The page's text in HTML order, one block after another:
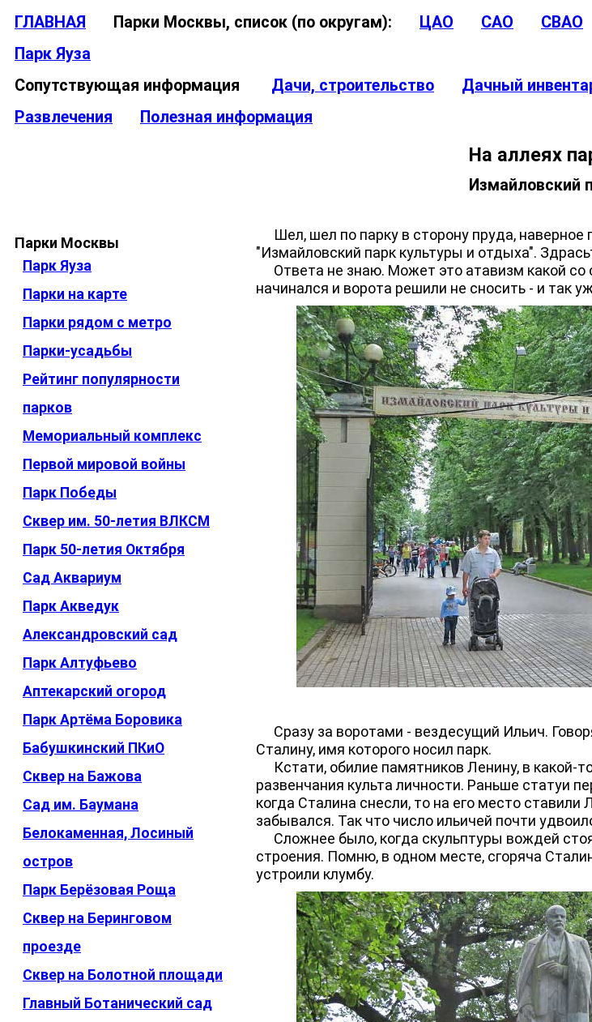
ГЛАВНАЯ Парки Москвы, список (по округам): ЦАО САО СВАО
Парк Яуза
Сопутствующая информация
Дачи, строительство Дачный
Развлечения
Полезная информация
На аллеях
Измайловский
Парки Москвы
Парк Яуза
Парки на карте
Парки рядом с метро
Парки-усадьбы
Рейтинг популярности
парков
Мемориальный комплекс
Первой мировой войны
Парк Победы
Сквер им. 50-летия ВЛКСМ
Парк 50-летия Октября
Сад Аквариум
Парк Акведук
Александровский сад
Парк Алтуфьево
Аптекарский огород
Парк Артёма Боровика
Бабушкинский ПКиО
Сквер на Бажова
Сад им. Баумана
Белокаменная, Лосиный
остров
Парк Берёзовая Роща
Сквер на Беринговом
проезде
Сквер на Болотной площади
Главный Ботанический сад
Шел, шел по парку в сторону пруда, наверное
"Измайловский парк культуры и отдыха".
Ответа не знаю. Может это атавизм какой
начинался и ворота решили не сносить - и так
Сразу за воротами - вездесущий Ильич.
Сталину, имя которого носил парк.
Кстати, обилие памятников Ленину, в какой-
развенчания культа личности. Раньше статуи
когда Сталина снесли, то на его место
забывался. Так что число ильичей почти
Сложнее было, когда скульптуры вождей
строения. Помню, в одном месте, сгоряча
устроили клумбу.